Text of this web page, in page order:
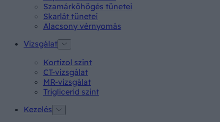
Szamárköhögés tünetei
Skarlát tünetei
Alacsony vérnyomás
Vizsgálat
Kortizol szint
CT-vizsgálat
MR-vizsgálat
Triglicerid szint
Kezelés